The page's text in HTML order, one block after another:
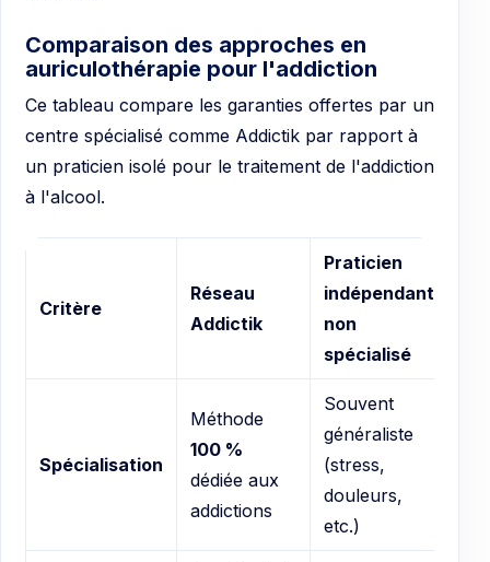
Comparaison des approches en
auriculothérapie pour l'addiction
Ce tableau compare les garanties offertes par un
centre spécialisé comme Addictik par rapport à
un praticien isolé pour le traitement de l'addiction
à l'alcool.
Critère
Réseau
Addictik
Praticien
indépendant
non
spécialisé
Spécialisation
Méthode
100 %
dédiée aux
addictions
Souvent
généraliste
(stress,
douleurs,
etc.)